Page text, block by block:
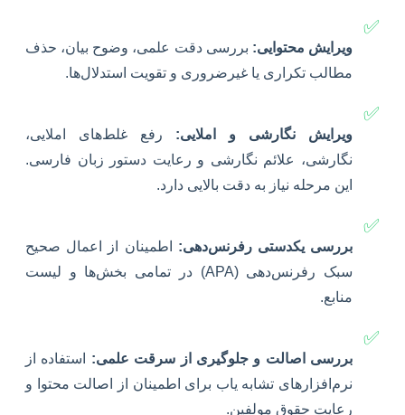
✅
ویرایش محتوایی: بررسی دقت علمی، وضوح بیان، حذف
مطالب تکراری یا غیرضروری و تقویت استدلال‌ها.
✅
ویرایش نگارشی و املایی: رفع غلط‌های املایی،
نگارشی، علائم نگارشی و رعایت دستور زبان فارسی.
این مرحله نیاز به دقت بالایی دارد.
✅
بررسی یکدستی رفرنس‌دهی: اطمینان از اعمال صحیح
سبک رفرنس‌دهی (APA) در تمامی بخش‌ها و لیست
منابع.
✅
بررسی اصالت و جلوگیری از سرقت علمی: استفاده از
نرم‌افزارهای تشابه یاب برای اطمینان از اصالت محتوا و
رعایت حقوق مولفین.